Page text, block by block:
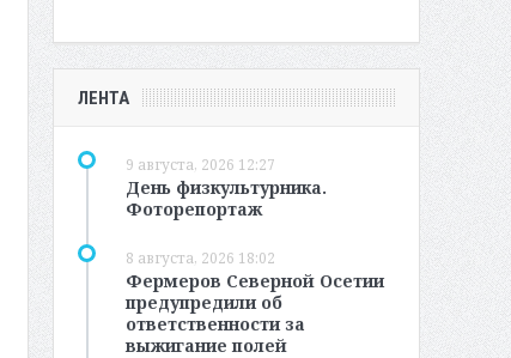
ЛЕНТА
9 августа, 2026 12:27
День физкультурника.
Фоторепортаж
8 августа, 2026 18:02
Фермеров Северной Осетии
предупредили об
ответственности за
выжигание полей